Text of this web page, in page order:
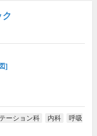
]
ーション科 内科
呼吸